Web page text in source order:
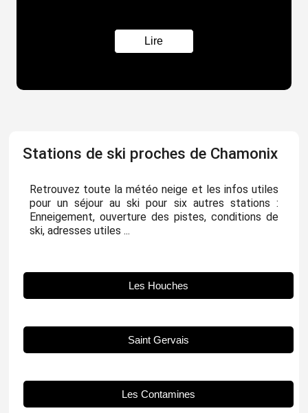
Lire
Stations de ski proches de Chamonix
Retrouvez toute la météo neige et les infos utiles
pour un séjour au ski pour six autres stations :
Enneigement, ouverture des pistes, conditions de
ski, adresses utiles ...
Les Houches
Saint Gervais
Les Contamines